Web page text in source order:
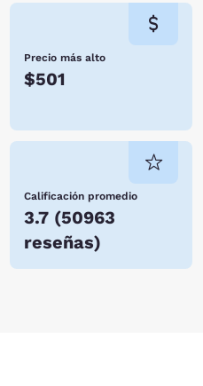
Precio más alto
$501
Calificación promedio
3.7 (50963
reseñas)